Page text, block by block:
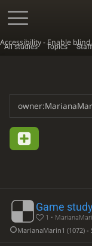
Accessibility - Enable
All studies Topics
Game
1 •
MarianaMarin1 (1072) -